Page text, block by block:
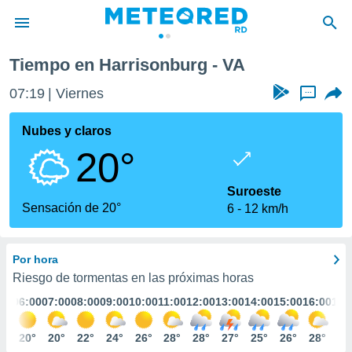
de
ha sido
calidad.
a este
las
y
digital
basada
Tiempo en Harrisonburg - VA
07:19 Viernes ...
Nubes y claros
20°
Sensación de 20°
Suroeste
6
12 km/h
Por hora
Riesgo de tormentas en las próximas horas
06:00
20°
07:00
20°
08:00
22°
09:00
24°
10:00
26°
11:00
28°
12:00
28°
13:00
27°
14:00
25°
15:00
26°
16:00
28°